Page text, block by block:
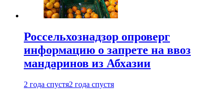
Россельхознадзор опроверг
информацию о запрете на ввоз
мандаринов из Абхазии
2 года спустя2 года спустя